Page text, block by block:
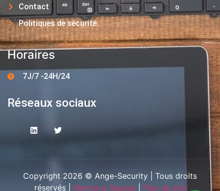
Contact
Politiques de sécurité
Horaires
7J/7 -24H/24
Réseaux sociaux
Copyright 2026 © Ange-Security | Tous droits
réservés | Mentions légales| Plan de site